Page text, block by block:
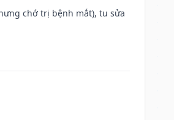
chớ trị bệnh mắt), tu sửa